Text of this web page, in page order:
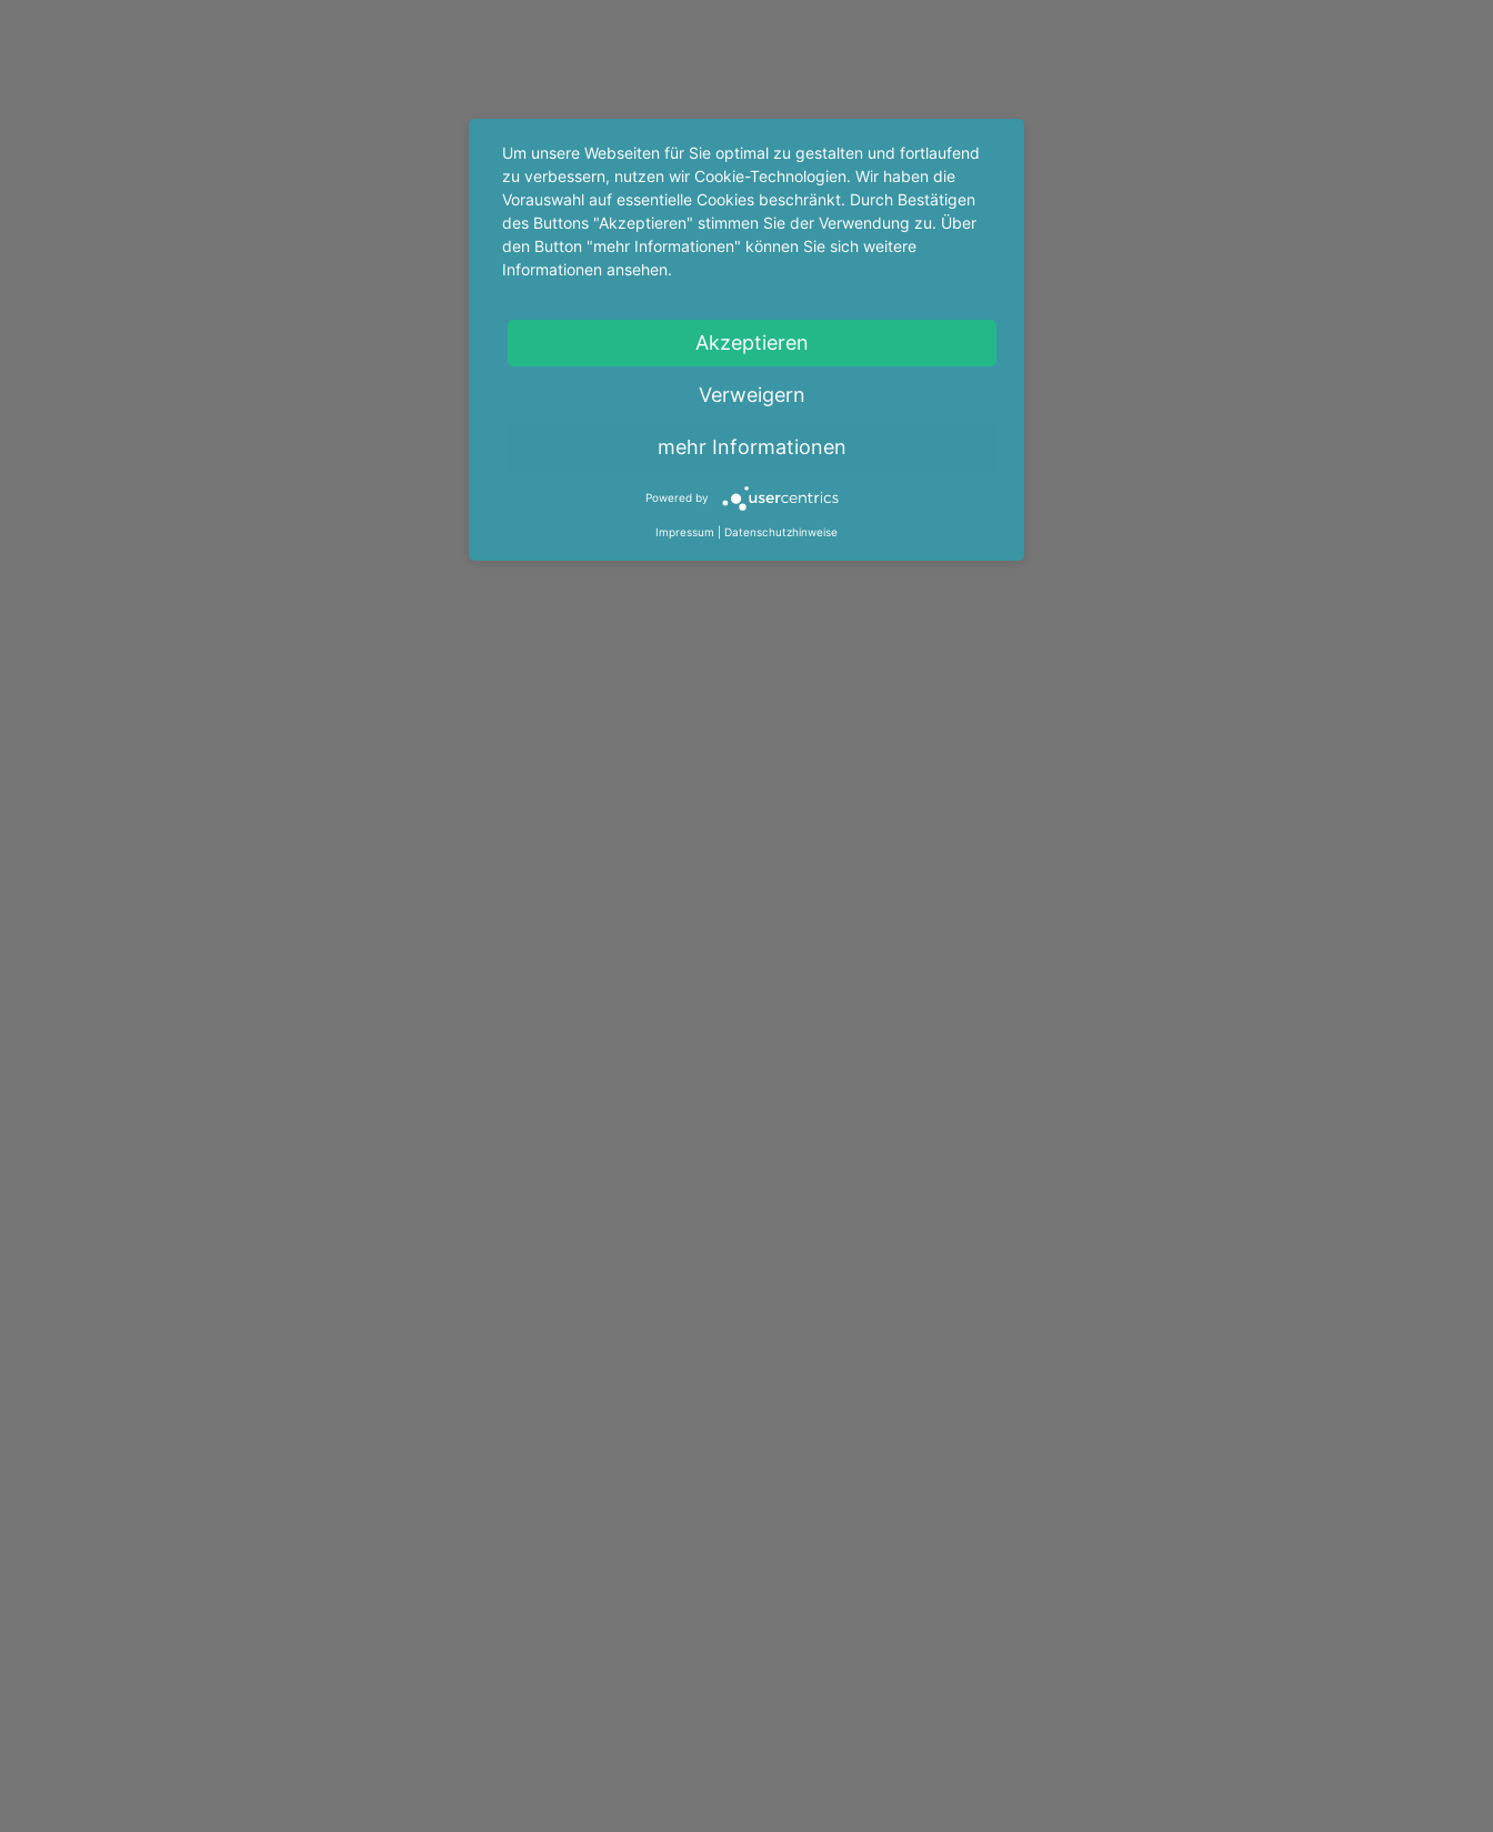
Um unsere Webseiten für Sie optimal zu gestalten und fortlaufend
zu verbessern, nutzen wir Cookie-Technologien. Wir haben die
Vorauswahl auf essentielle Cookies beschränkt. Durch Bestätigen
des Buttons "Akzeptieren" stimmen Sie der Verwendung zu. Über
den Button "mehr Informationen" können Sie sich weitere
Informationen ansehen.
Akzeptieren
Verweigern
mehr Informationen
Powered by
Impressum Datenschutzhinweise